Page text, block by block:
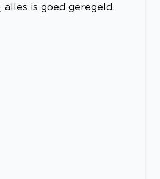
is goed geregeld.